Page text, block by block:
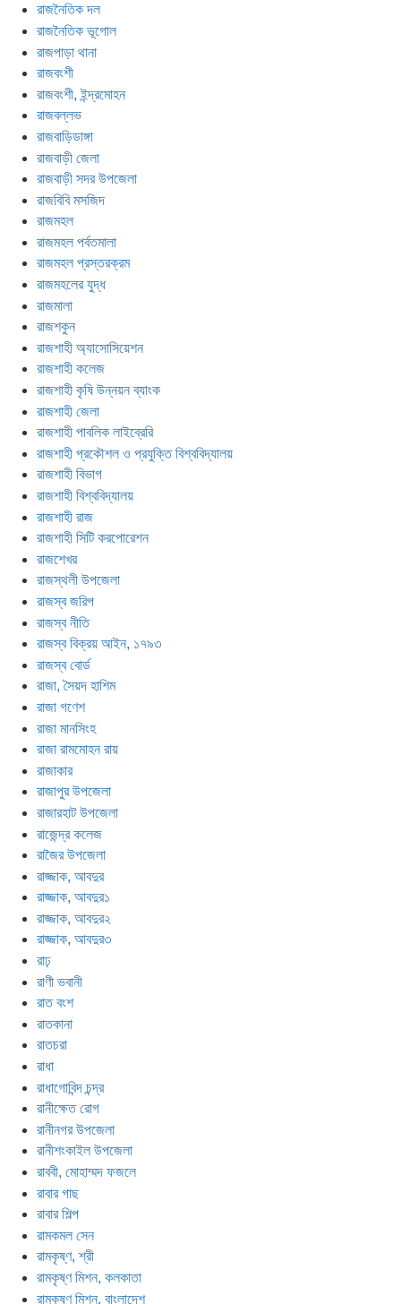
রাজনৈতিক দল
রাজনৈতিক ভূগোল
রাজপাড়া থানা
রাজবংশী
রাজবংশী, ইন্দ্রমোহন
রাজবল্লভ
রাজবাড়িডাঙ্গা
রাজবাড়ী জেলা
রাজবাড়ী সদর উপজেলা
রাজবিবি মসজিদ
রাজমহল
রাজমহল পর্বতমালা
রাজমহল প্রস্তরক্রম
রাজমহলের যুদ্ধ
রাজমালা
রাজশকুন
রাজশাহী অ্যাসোসিয়েশন
রাজশাহী কলেজ
রাজশাহী কৃষি উন্নয়ন ব্যাংক
রাজশাহী জেলা
রাজশাহী পাবলিক লাইব্রেরি
রাজশাহী প্রকৌশল ও প্রযুক্তি বিশ্ববিদ্যালয়
রাজশাহী বিভাগ
রাজশাহী বিশ্ববিদ্যালয়
রাজশাহী রাজ
রাজশাহী সিটি করপোরেশন
রাজশেখর
রাজস্থলী উপজেলা
রাজস্ব জরিপ
রাজস্ব নীতি
রাজস্ব বিক্রয় আইন, ১৭৯৩
রাজস্ব বোর্ড
রাজা, সৈয়দ হাশিম
রাজা গণেশ
রাজা মানসিংহ
রাজা রামমোহন রায়
রাজাকার
রাজাপুর উপজেলা
রাজারহাট উপজেলা
রাজেন্দ্র কলেজ
রাজৈর উপজেলা
রাজ্জাক, আবদুর
রাজ্জাক, আবদুর১
রাজ্জাক, আবদুর২
রাজ্জাক, আবদুর৩
রাঢ়
রাণী ভবানী
রাত বংশ
রাতকানা
রাতচরা
রাধা
রাধাগোবিন্দ চন্দ্র
রানীক্ষেত রোগ
রানীনগর উপজেলা
রানীশংকাইল উপজেলা
রাববী, মোহাম্মদ ফজলে
রাবার গাছ
রাবার শিল্প
রামকমল সেন
রামকৃষ্ণ, শ্রী
রামকৃষ্ণ মিশন, কলকাতা
রামকৃষ্ণ মিশন, বাংলাদেশ